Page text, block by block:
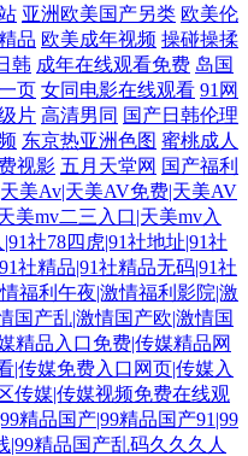
亚洲欧美国产另类 欧美伦
品 欧美成年视频 操碰操揉
韩 成年在线观看免费 岛国
页 女同电影在线观看 91网
片 高清男同 国产日韩伦理
东京热亚洲色图 蜜桃成人
视影 五月天堂网 国产福利
美Av|天美AV免费|天美AV
美mv二三入口|天美mv入
社78四虎|91社地址|91社
社精品|91社精品无码|91社
福利午夜|激情福利影院|激
国产乱|激情国产欧|激情国
精品入口免费|传媒精品网
|传媒免费入口网页|传媒入
传媒|传媒视频免费在线观
精品国产|99精品国产91|99
|99精品国产乱码久久久人